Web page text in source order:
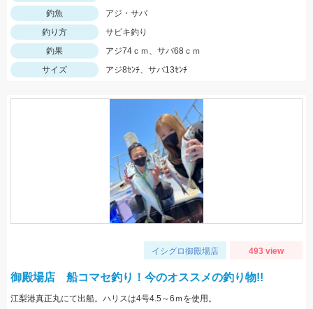
釣魚
アジ・サバ
釣り方
サビキ釣り
釣果
アジ74ｃｍ、サバ68ｃｍ
サイズ
アジ8ｾﾝﾁ、サバ13ｾﾝﾁ
イシグロ御殿場店 493 view
御殿場店 船コマセ釣り！今のオススメの釣り物!!
江梨港真正丸にて出船。ハリスは4号4.5～6ｍを使用。